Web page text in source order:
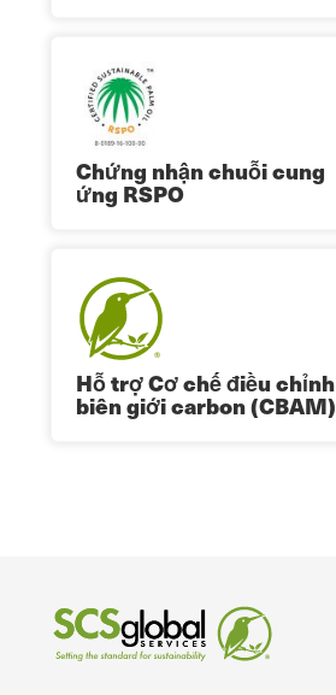
Chứng nhận chuỗi cung
ứng RSPO
Hỗ trợ Cơ chế điều chỉnh
biên giới carbon (CBAM)